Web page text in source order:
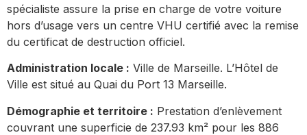
spécialiste assure la prise en charge de votre voiture
hors d’usage vers un centre VHU certifié avec la remise
du certificat de destruction officiel.
Administration locale : Ville de Marseille. L’Hôtel de
Ville est situé au Quai du Port 13 Marseille.
Démographie et territoire : Prestation d’enlèvement
couvrant une superficie de 237.93 km² pour les 886